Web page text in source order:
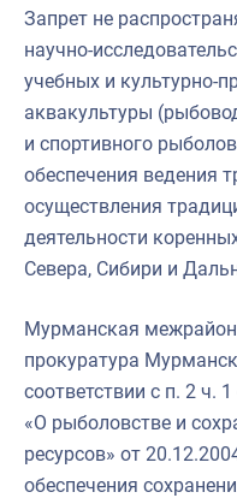
События в России и
Запрет не
научно-
учебных и культурно-
аквакультуры
и спортивного
обеспечения ведения
осуществления
деятельности
Севера, Сибири и
Мурманская
прокуратура
соответствии с п. 2 ч.
«О рыболовстве и
ресурсов» от
обеспечения